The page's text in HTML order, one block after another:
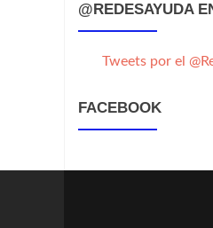
@REDESAYUDA
Tweets por el
FACEBOOK